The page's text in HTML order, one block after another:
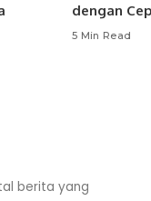
dengan
5 Min Read
berita yang